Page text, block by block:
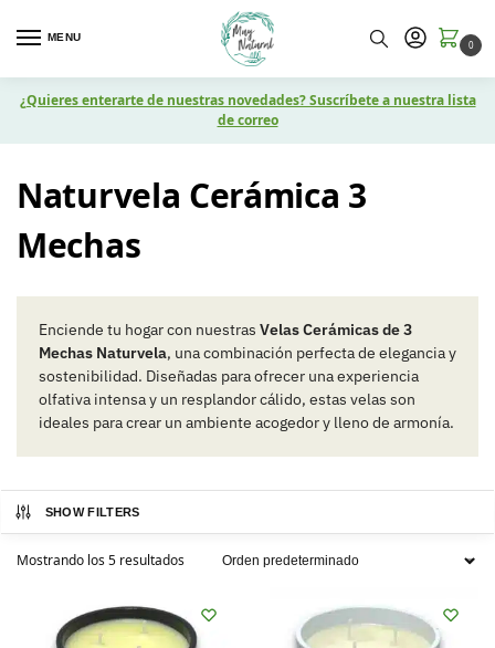
MENU
0
¿Quieres enterarte de nuestras novedades? Suscríbete a nuestra lista
de correo
Naturvela Cerámica 3
Mechas
Enciende tu hogar con nuestras Velas Cerámicas de 3
Mechas Naturvela, una combinación perfecta de elegancia y
sostenibilidad. Diseñadas para ofrecer una experiencia
olfativa intensa y un resplandor cálido, estas velas son
ideales para crear un ambiente acogedor y lleno de armonía.
SHOW FILTERS
Mostrando los 5 resultados